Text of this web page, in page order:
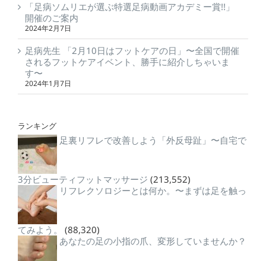
「足病ソムリエが選ぶ特選足病動画アカデミー賞!!」
開催のご案内
2024年2月7日
足病先生 「2月10日はフットケアの日」〜全国で開催
されるフットケアイベント、勝手に紹介しちゃいま
す〜
2024年1月7日
ランキング
足裏リフレで改善しよう「外反母趾」〜自宅で
3分ビューティフットマッサージ (213,552)
リフレクソロジーとは何か。〜まずは足を触っ
てみよう。
(88,320)
あなたの足の小指の爪、変形していませんか？